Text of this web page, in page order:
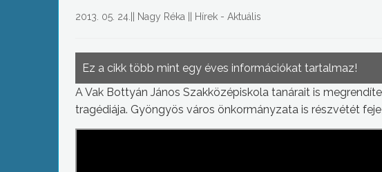
2013. 05. 24. Nagy Réka Hírek - Aktuális
Ez a cikk több mint egy éves információkat tartalmaz!
A Vak Bottyán János Szakközépiskola tanárait is
tragédiája. Gyöngyös város önkormányzata is részvétét